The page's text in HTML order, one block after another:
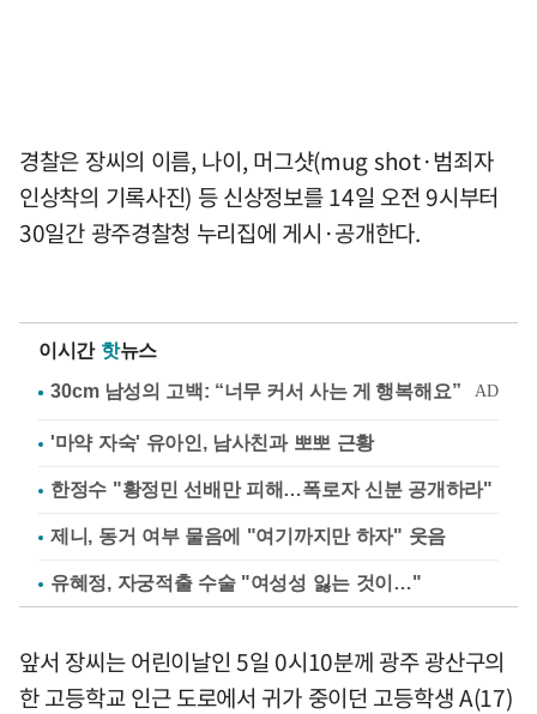
경찰은 장씨의 이름, 나이, 머그샷(mug shot·범죄자
인상착의 기록사진) 등 신상정보를 14일 오전 9시부터
30일간 광주경찰청 누리집에 게시·공개한다.
이시간 핫뉴스
'마약 자숙' 유아인, 남사친과 뽀뽀 근황
한정수 "황정민 선배만 피해…폭로자 신분 공개하라"
제니, 동거 여부 물음에 "여기까지만 하자" 웃음
유혜정, 자궁적출 수술 "여성성 잃는 것이…"
앞서 장씨는 어린이날인 5일 0시10분께 광주 광산구의
한 고등학교 인근 도로에서 귀가 중이던 고등학생 A(17)